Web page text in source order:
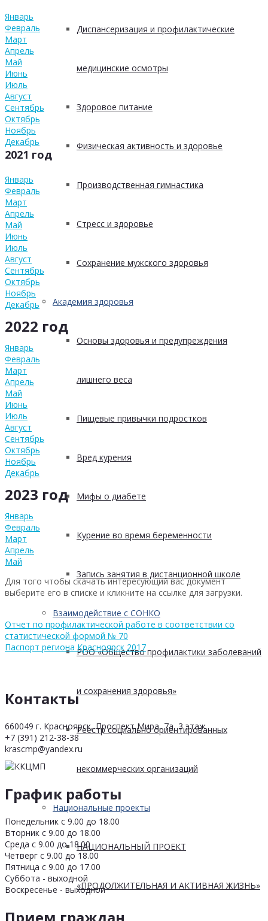
Диспансеризация и профилактические
медицинские осмотры
Здоровое питание
Физическая активность и здоровье
Производственная гимнастика
Стресс и здоровье
Сохранение мужского здоровья
Академия здоровья
Основы здоровья и предупреждения
лишнего веса
Пищевые привычки подростков
Вред курения
Мифы о диабете
Курение во время беременности
Запись занятия в дистанционной школе
Взаимодействие с СОНКО
РОО «Общество профилактики заболеваний
и сохранения здоровья»
Реестр социально ориентированных
некоммерческих организаций
Национальные проекты
НАЦИОНАЛЬНЫЙ ПРОЕКТ
«ПРОДОЛЖИТЕЛЬНАЯ И АКТИВНАЯ ЖИЗНЬ»
Январь
Февраль
Март
Апрель
Май
Июнь
Июль
Август
Сентябрь
Октябрь
Ноябрь
Декабрь
2021 год
Январь
Февраль
Март
Апрель
Май
Июнь
Июль
Август
Сентябрь
Октябрь
Ноябрь
Декабрь
2022 год
Январь
Февраль
Март
Апрель
Май
Июнь
Июль
Август
Сентябрь
Октябрь
Ноябрь
Декабрь
2023 год
Январь
Февраль
Март
Апрель
Май
Для того чтобы скачать интересующий вас документ
выберите его в списке и кликните на ссылке для загрузки.
Отчет по профилактической работе в соответствии со
статистической формой № 70
Паспорт региона Красноярск 2017
Контакты
660049 г. Красноярск, Проспект Мира, 7а, 3 этаж
+7 (391) 212-38-38
krascmp@yandex.ru
График работы
Понедельник с 9.00 до 18.00
Вторник с 9.00 до 18.00
Среда с 9.00 до 18.00
Четверг с 9.00 до 18.00
Пятница с 9.00 до 17.00
Суббота - выходной
Воскресенье - выходной
Прием граждан